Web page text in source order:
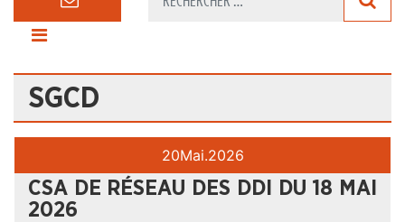
SGCD
20Mai.2026
CSA DE RÉSEAU DES DDI DU 18 MAI
2026